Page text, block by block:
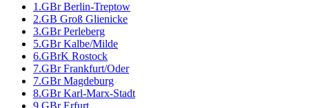
1.GBr Berlin-Treptow
2.GB Groß Glienicke
3.GBr Perleberg
5.GBr Kalbe/Milde
6.GBrK Rostock
7.GBr Frankfurt/Oder
7.GBr Magdeburg
8.GBr Karl-Marx-Stadt